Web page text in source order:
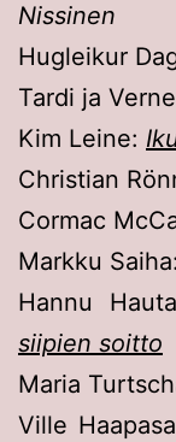
Nissinen
Hugleikur
Tardi ja
Kim Leine:
Christian
Cormac
Markku Saiha:
Hannu
siipien soitto
Maria
Ville